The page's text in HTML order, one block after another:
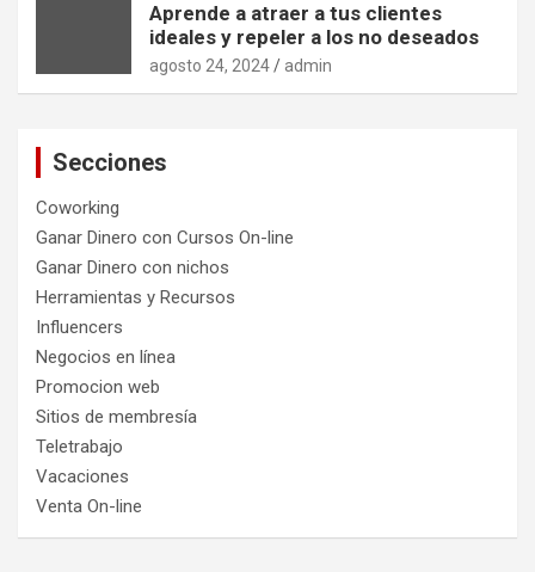
Aprende a atraer a tus clientes
ideales y repeler a los no deseados
agosto 24, 2024 admin
Secciones
Coworking
Ganar Dinero con Cursos On-line
Ganar Dinero con nichos
Herramientas y Recursos
Influencers
Negocios en línea
Promocion web
Sitios de membresía
Teletrabajo
Vacaciones
Venta On-line